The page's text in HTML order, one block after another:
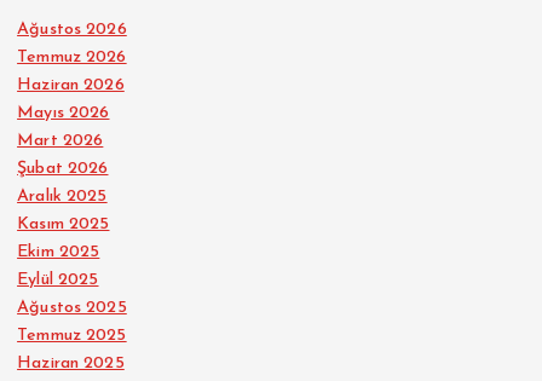
Ağustos 2026
Temmuz 2026
Haziran 2026
Mayıs 2026
Mart 2026
Şubat 2026
Aralık 2025
Kasım 2025
Ekim 2025
Eylül 2025
Ağustos 2025
Temmuz 2025
Haziran 2025